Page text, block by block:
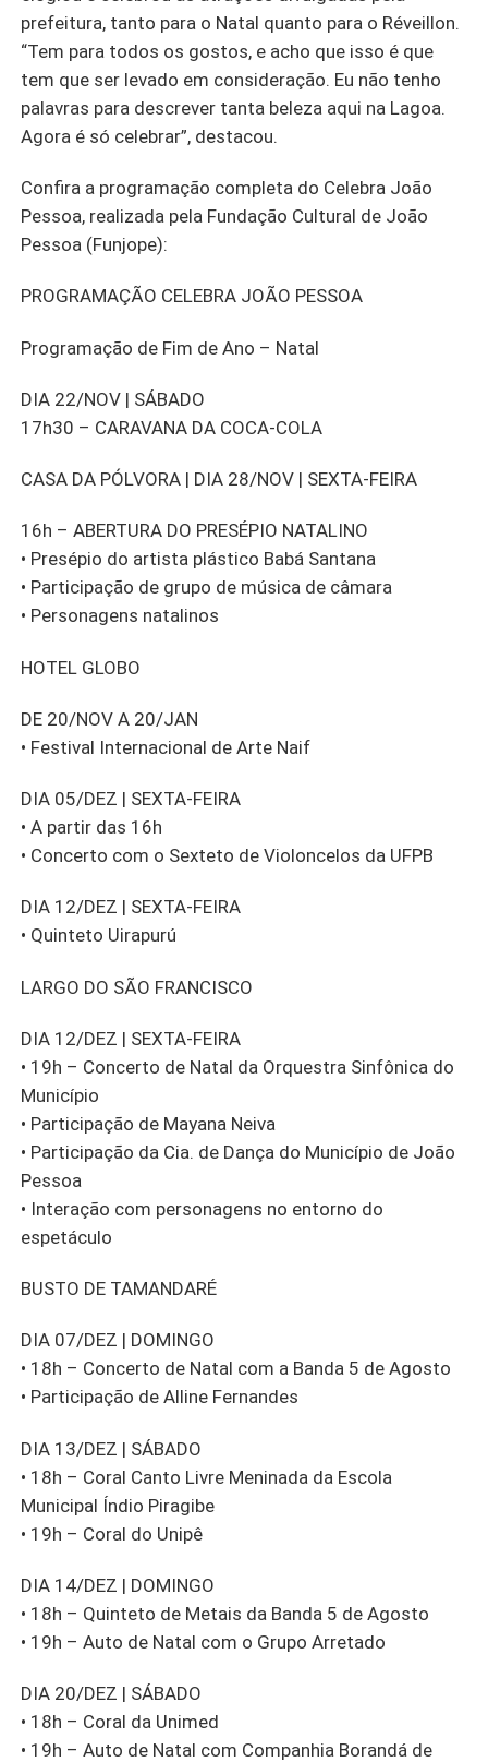
prefeitura, tanto para o Natal quanto para o Réveillon.
“Tem para todos os gostos, e acho que isso é que
tem que ser levado em consideração. Eu não tenho
palavras para descrever tanta beleza aqui na Lagoa.
Agora é só celebrar”, destacou.
Confira a programação completa do Celebra João
Pessoa, realizada pela Fundação Cultural de João
Pessoa (Funjope):
PROGRAMAÇÃO CELEBRA JOÃO PESSOA
Programação de Fim de Ano – Natal
DIA 22/NOV | SÁBADO
17h30 – CARAVANA DA COCA-COLA
CASA DA PÓLVORA | DIA 28/NOV | SEXTA-FEIRA
16h – ABERTURA DO PRESÉPIO NATALINO
• Presépio do artista plástico Babá Santana
• Participação de grupo de música de câmara
• Personagens natalinos
HOTEL GLOBO
DE 20/NOV A 20/JAN
• Festival Internacional de Arte Naif
DIA 05/DEZ | SEXTA-FEIRA
• A partir das 16h
• Concerto com o Sexteto de Violoncelos da UFPB
DIA 12/DEZ | SEXTA-FEIRA
• Quinteto Uirapurú
LARGO DO SÃO FRANCISCO
DIA 12/DEZ | SEXTA-FEIRA
• 19h – Concerto de Natal da Orquestra Sinfônica do
Município
• Participação de Mayana Neiva
• Participação da Cia. de Dança do Município de João
Pessoa
• Interação com personagens no entorno do
espetáculo
BUSTO DE TAMANDARÉ
DIA 07/DEZ | DOMINGO
• 18h – Concerto de Natal com a Banda 5 de Agosto
• Participação de Alline Fernandes
DIA 13/DEZ | SÁBADO
• 18h – Coral Canto Livre Meninada da Escola
Municipal Índio Piragibe
• 19h – Coral do Unipê
DIA 14/DEZ | DOMINGO
• 18h – Quinteto de Metais da Banda 5 de Agosto
• 19h – Auto de Natal com o Grupo Arretado
DIA 20/DEZ | SÁBADO
• 18h – Coral da Unimed
• 19h – Auto de Natal com Companhia Borandá de